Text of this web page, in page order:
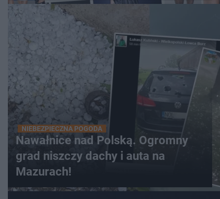
NIEBEZPIECZNA POGODA
Nawałnice nad Polską. Ogromny
grad niszczy dachy i auta na
Mazurach!